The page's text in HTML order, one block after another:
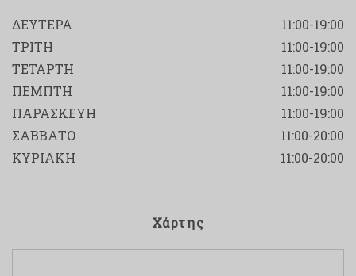
ΔΕΥΤΕΡΑ
11:00-19:00
ΤΡΙΤΗ
11:00-19:00
ΤΕΤΑΡΤΗ
11:00-19:00
ΠΕΜΠΤΗ
11:00-19:00
ΠΑΡΑΣΚΕΥΗ
11:00-19:00
ΣΑΒΒΑΤΟ
11:00-20:00
ΚΥΡΙΑΚΗ
11:00-20:00
Χάρτης